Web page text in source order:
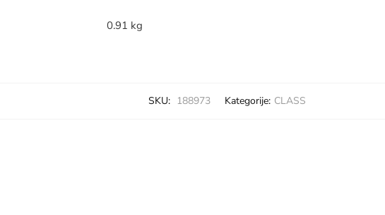
0.91 kg
SKU: 188973 Kategorije: CLASS